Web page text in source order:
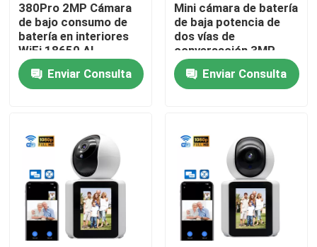
Productos
Los vídeos
Recorrido por la fábrica
Control de calidad
380Pro 2MP Cámara
de bajo consumo de
batería en interiores
WiFi 18650 AI
Detección de
movimiento inteligente
Cámara de vigilancia
Enviar Consulta
Mini cámara de batería
de baja potencia de
dos vías de
conversación 3MP
UBOX WiFi PIR cámara
de seguridad para el
hogar
Enviar Consulta